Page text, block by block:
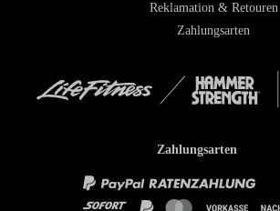
Reklamation & Retouren
Zahlungsarten
Zahlungsarten